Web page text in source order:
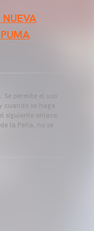
Se permite el uso
cuando se haga
siguiente enlace:
la Peña, no se